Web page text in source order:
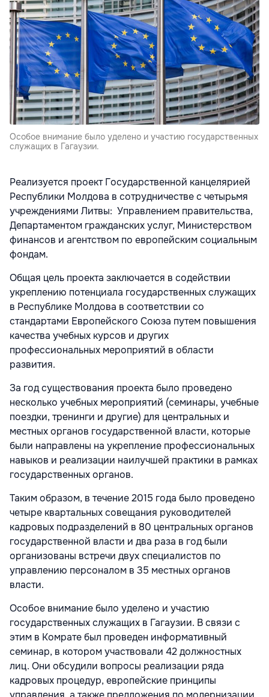
Особое внимание было уделено и участию государственных
служащих в Гагаузии.
Реализуется проект Государственной канцелярией
Республики Молдова в сотрудничестве с четырьмя
учреждениями Литвы: Управлением правительства,
Департаментом гражданских услуг, Министерством
финансов и агентством по европейским социальным
фондам.
Общая цель проекта заключается в содействии
укреплению потенциала государственных служащих
в Республике Молдова в соответствии со
стандартами Европейского Союза путем повышения
качества учебных курсов и других
профессиональных мероприятий в области
развития.
За год существования проекта было проведено
несколько учебных мероприятий (семинары, учебные
поездки, тренинги и другие) для центральных и
местных органов государственной власти, которые
были направлены на укрепление профессиональных
навыков и реализации наилучшей практики в рамках
государственных органов.
Таким образом, в течение 2015 года было проведено
четыре квартальных совещания руководителей
кадровых подразделений в 80 центральных органов
государственной власти и два раза в год были
организованы встречи двух специалистов по
управлению персоналом в 35 местных органов
власти.
Особое внимание было уделено и участию
государственных служащих в Гагаузии. В связи с
этим в Комрате был проведен информативный
семинар, в котором участвовали 42 должностных
лиц. Они обсудили вопросы реализации ряда
кадровых процедур, европейские принципы